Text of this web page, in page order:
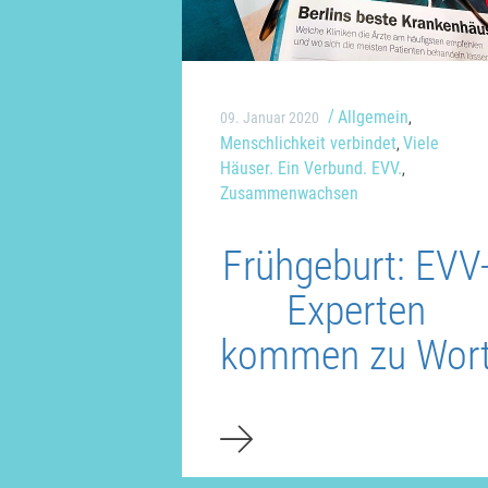
09. Januar 2020 Allgemein,
Menschlichkeit verbindet, Viele
Häuser. Ein Verbund. EVV.,
Zusammenwachsen
Frühgeburt:
Experten
kommen zu